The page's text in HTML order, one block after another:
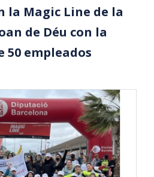
la Magic Line de la
de Déu con la
empleados